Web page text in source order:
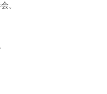
。